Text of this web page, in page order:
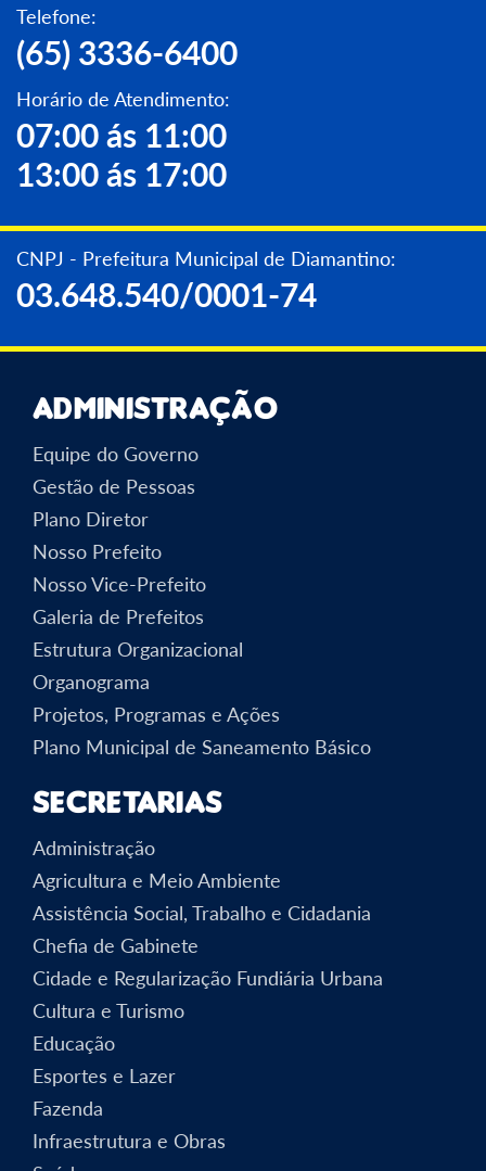
Telefone:
(65) 3336-6400
Horário de Atendimento:
07:00 ás 11:00
13:00 ás 17:00
CNPJ - Prefeitura Municipal de Diamantino:
03.648.540/0001-74
Administração
Equipe do Governo
Gestão de Pessoas
Plano Diretor
Nosso Prefeito
Nosso Vice-Prefeito
Galeria de Prefeitos
Estrutura Organizacional
Organograma
Projetos, Programas e Ações
Plano Municipal de Saneamento Básico
Secretarias
Administração
Agricultura e Meio Ambiente
Assistência Social, Trabalho e Cidadania
Chefia de Gabinete
Cidade e Regularização Fundiária Urbana
Cultura e Turismo
Educação
Esportes e Lazer
Fazenda
Infraestrutura e Obras